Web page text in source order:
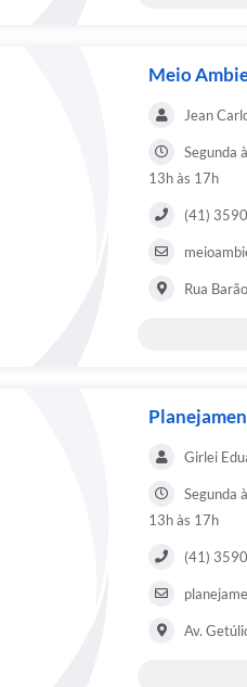
Meio
Jean
Segunda
13h às 17h
(41)
Rua
Girlei
Segunda
13h às 17h
(41)
Av.